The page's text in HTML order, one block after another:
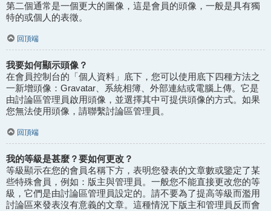
第二個通常是一個更大的圖像，這是會員的頭像，一般是具有獨
特的或個人的表徵。
回頂端
我要如何顯示頭像？
在會員控制台的「個人資料」底下，您可以使用底下四種方法之
一新增頭像：Gravatar、系統相簿、外部連結或電腦上傳。它是
由討論區管理員啟用頭像，並選擇其中可提供頭像的方式。如果
您無法使用頭像，請聯繫討論區管理員。
回頂端
我的等級是甚麼？要如何更改？
等級顯示在您的會員名稱下方，表明您發表的文章數或鑒定了某
些特殊會員，例如：版主與管理員。一般您不能直接更改您的等
級，它們是由討論區管理員設定的。請不要為了提高等級而濫用
討論區來發表沒有意義的文章。這種情況下版主和管理員反而會